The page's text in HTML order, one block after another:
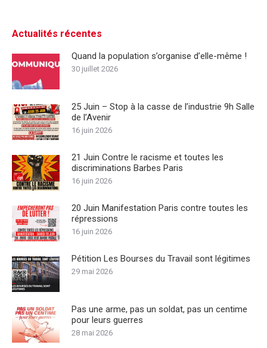
Actualités récentes
Quand la population s’organise d’elle-même !
30 juillet 2026
25 Juin – Stop à la casse de l’industrie 9h Salle
de l’Avenir
16 juin 2026
21 Juin Contre le racisme et toutes les
discriminations Barbes Paris
16 juin 2026
20 Juin Manifestation Paris contre toutes les
répressions
16 juin 2026
Pétition Les Bourses du Travail sont légitimes
29 mai 2026
Pas une arme, pas un soldat, pas un centime
pour leurs guerres
28 mai 2026